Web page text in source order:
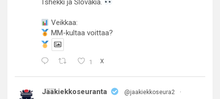
Tshekki ja Slovakia.
Veikkaa:
MM-kultaa voittaa?
1 X
Jääkiekkoseuranta @jaakiekkoseura2
·